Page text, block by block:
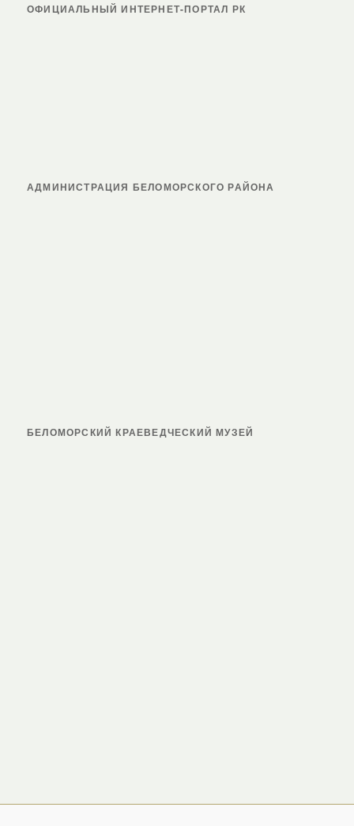
ОФИЦИАЛЬНЫЙ ИНТЕРНЕТ-ПОРТАЛ РК
АДМИНИСТРАЦИЯ БЕЛОМОРСКОГО РАЙОНА
БЕЛОМОРСКИЙ КРАЕВЕДЧЕСКИЙ МУЗЕЙ